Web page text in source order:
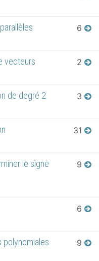
6
vecteurs 2
de degré 2 3
31
le signe
9
6
polynomiales 9